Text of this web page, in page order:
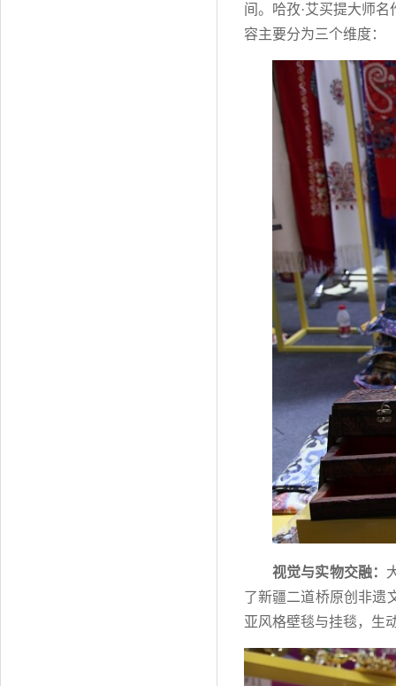
间。哈孜·艾买提大师
容主要分为三个维度：
视觉与实物交融：
了新疆二道桥原创非
亚风格壁毯与挂毯，生